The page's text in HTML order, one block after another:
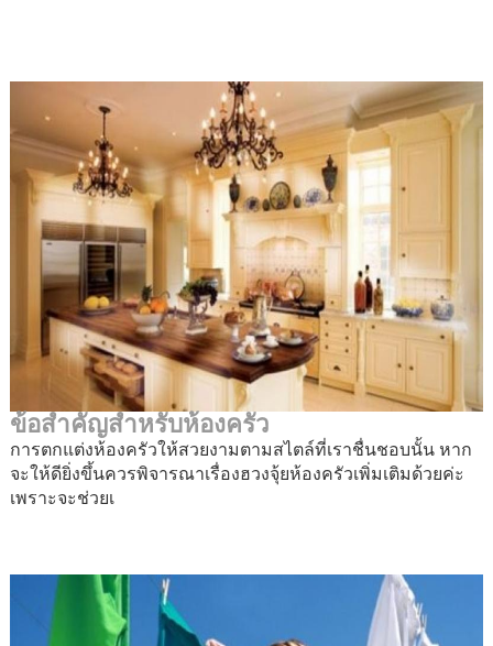
ข้อสำคัญสำหรับห้องครัว
การตกแต่งห้องครัวให้สวยงามตามสไตล์ที่เราชื่นชอบนั้น หาก
จะให้ดียิ่งขึ้นควรพิจารณาเรื่องฮวงจุ้ยห้องครัวเพิ่มเติมด้วยค่ะ
เพราะจะช่วยเ